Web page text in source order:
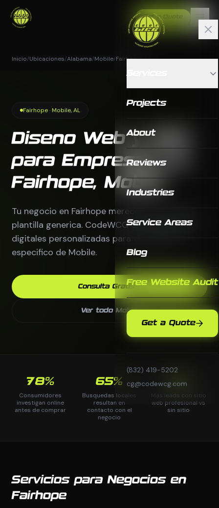
Get a Quote
Projects
About
Reviews
Industries
Service Areas
Blog
Free Website Audit
Get a Quote
(832) 419-5202
cg@codewcg.com
Inicio/Ubicaciones/Alabama/Mobile/Fairhope
Fairhope · Mobile, AL
Diseno Web y SEO
para Empresas en
Fairhope, Mobile
Tu negocio en Fairhope merece mas que una
plantilla generica. CodeWCG crea estrategias
digitales personalizadas para el mercado
especifico de Mobile.
Consulta Gratis
Ver todo Mobile
78%
Consumidores
investigan online
antes de comprar
65%
Busquedas locales
resultan en
contacto con el
negocio
3x
Mas leads con sitio
web profesional vs
sin sitio
Servicios para Negocios en
Fairhope